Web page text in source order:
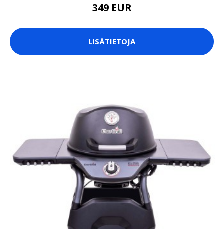
349 EUR
LISÄTIETOJA